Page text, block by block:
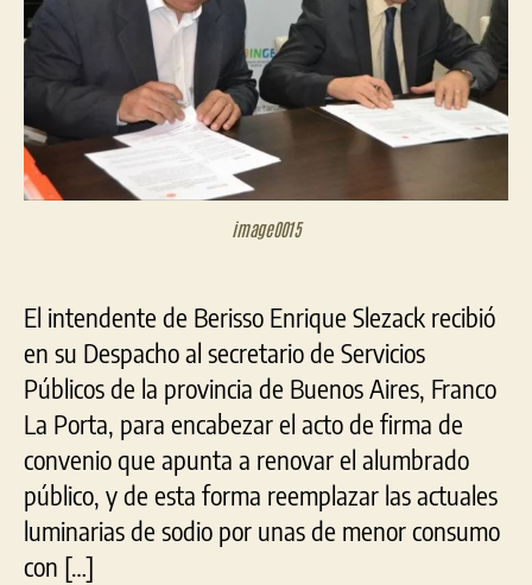
Energética
recibió
alumbrado
público
image0015
El intendente de Berisso Enrique Slezack recibió
en su Despacho al secretario de Servicios
Públicos de la provincia de Buenos Aires, Franco
La Porta, para encabezar el acto de firma de
convenio que apunta a renovar el alumbrado
público, y de esta forma reemplazar las actuales
luminarias de sodio por unas de menor consumo
con […]